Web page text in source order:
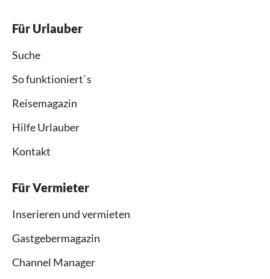
Für Urlauber
Suche
So funktioniert`s
Reisemagazin
Hilfe Urlauber
Kontakt
Für Vermieter
Inserieren und vermieten
Gastgebermagazin
Channel Manager